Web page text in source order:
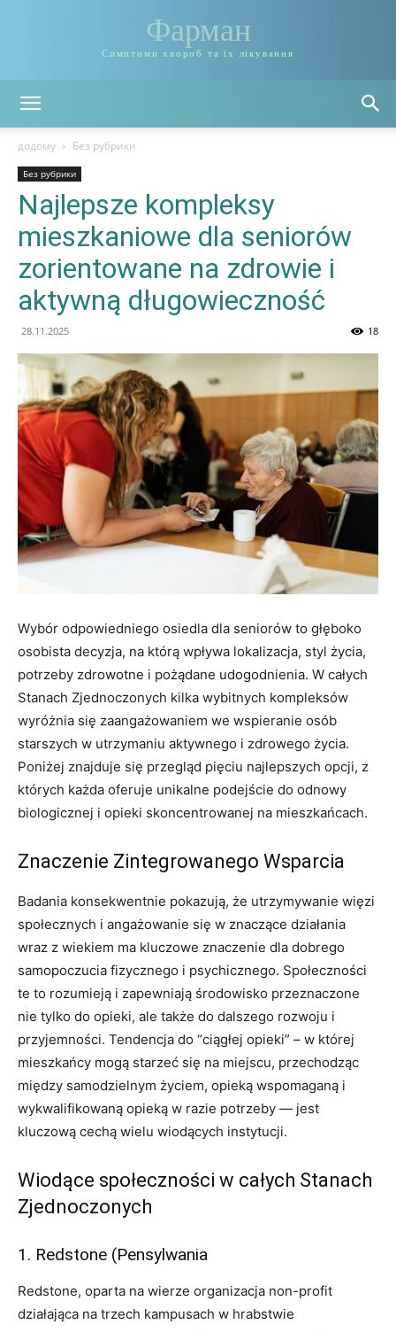
Фарман
Симптоми хвороб та їх лікування
додому Без рубрики
Без рубрики
Najlepsze kompleksy
mieszkaniowe dla seniorów
zorientowane na zdrowie i
aktywną długowieczność
28.11.2025 18
Wybór odpowiedniego osiedla dla seniorów to głęboko
osobista decyzja, na którą wpływa lokalizacja, styl życia,
potrzeby zdrowotne i pożądane udogodnienia. W całych
Stanach Zjednoczonych kilka wybitnych kompleksów
wyróżnia się zaangażowaniem we wspieranie osób
starszych w utrzymaniu aktywnego i zdrowego życia.
Poniżej znajduje się przegląd pięciu najlepszych opcji, z
których każda oferuje unikalne podejście do odnowy
biologicznej i opieki skoncentrowanej na mieszkańcach.
Znaczenie Zintegrowanego Wsparcia
Badania konsekwentnie pokazują, że utrzymywanie więzi
społecznych i angażowanie się w znaczące działania
wraz z wiekiem ma kluczowe znaczenie dla dobrego
samopoczucia fizycznego i psychicznego. Społeczności
te to rozumieją i zapewniają środowisko przeznaczone
nie tylko do opieki, ale także do dalszego rozwoju i
przyjemności. Tendencja do “ciągłej opieki” – w której
mieszkańcy mogą starzeć się na miejscu, przechodząc
między samodzielnym życiem, opieką wspomaganą i
wykwalifikowaną opieką w razie potrzeby — jest
kluczową cechą wielu wiodących instytucji.
Wiodące społeczności w całych Stanach
Zjednoczonych
1. Redstone (Pensylwania
Redstone, oparta na wierze organizacja non-profit
działająca na trzech kampusach w hrabstwie